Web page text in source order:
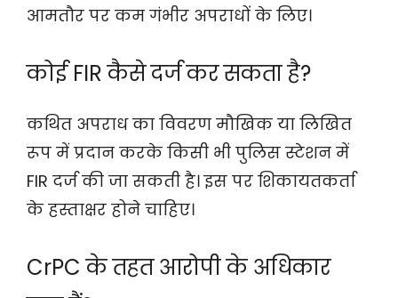
आमतौर पर कम गंभीर अपराधों के लिए।
कोई FIR कैसे दर्ज कर सकता है?
कथित अपराध का विवरण मौखिक या लिखित
रूप में प्रदान करके किसी भी पुलिस स्टेशन में
FIR दर्ज की जा सकती है। इस पर शिकायतकर्ता
के हस्ताक्षर होने चाहिए।
CrPC के तहत आरोपी के अधिकार